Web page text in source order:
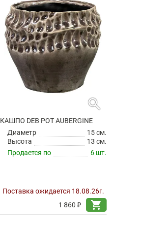
search
КАШПО DEB POT AUBERGINE
Диаметр
15 см.
Высота
13 см.
Продается по
6 шт.
Поставка ожидается 18.08.26г.
1 860 ₽
shopping_cart